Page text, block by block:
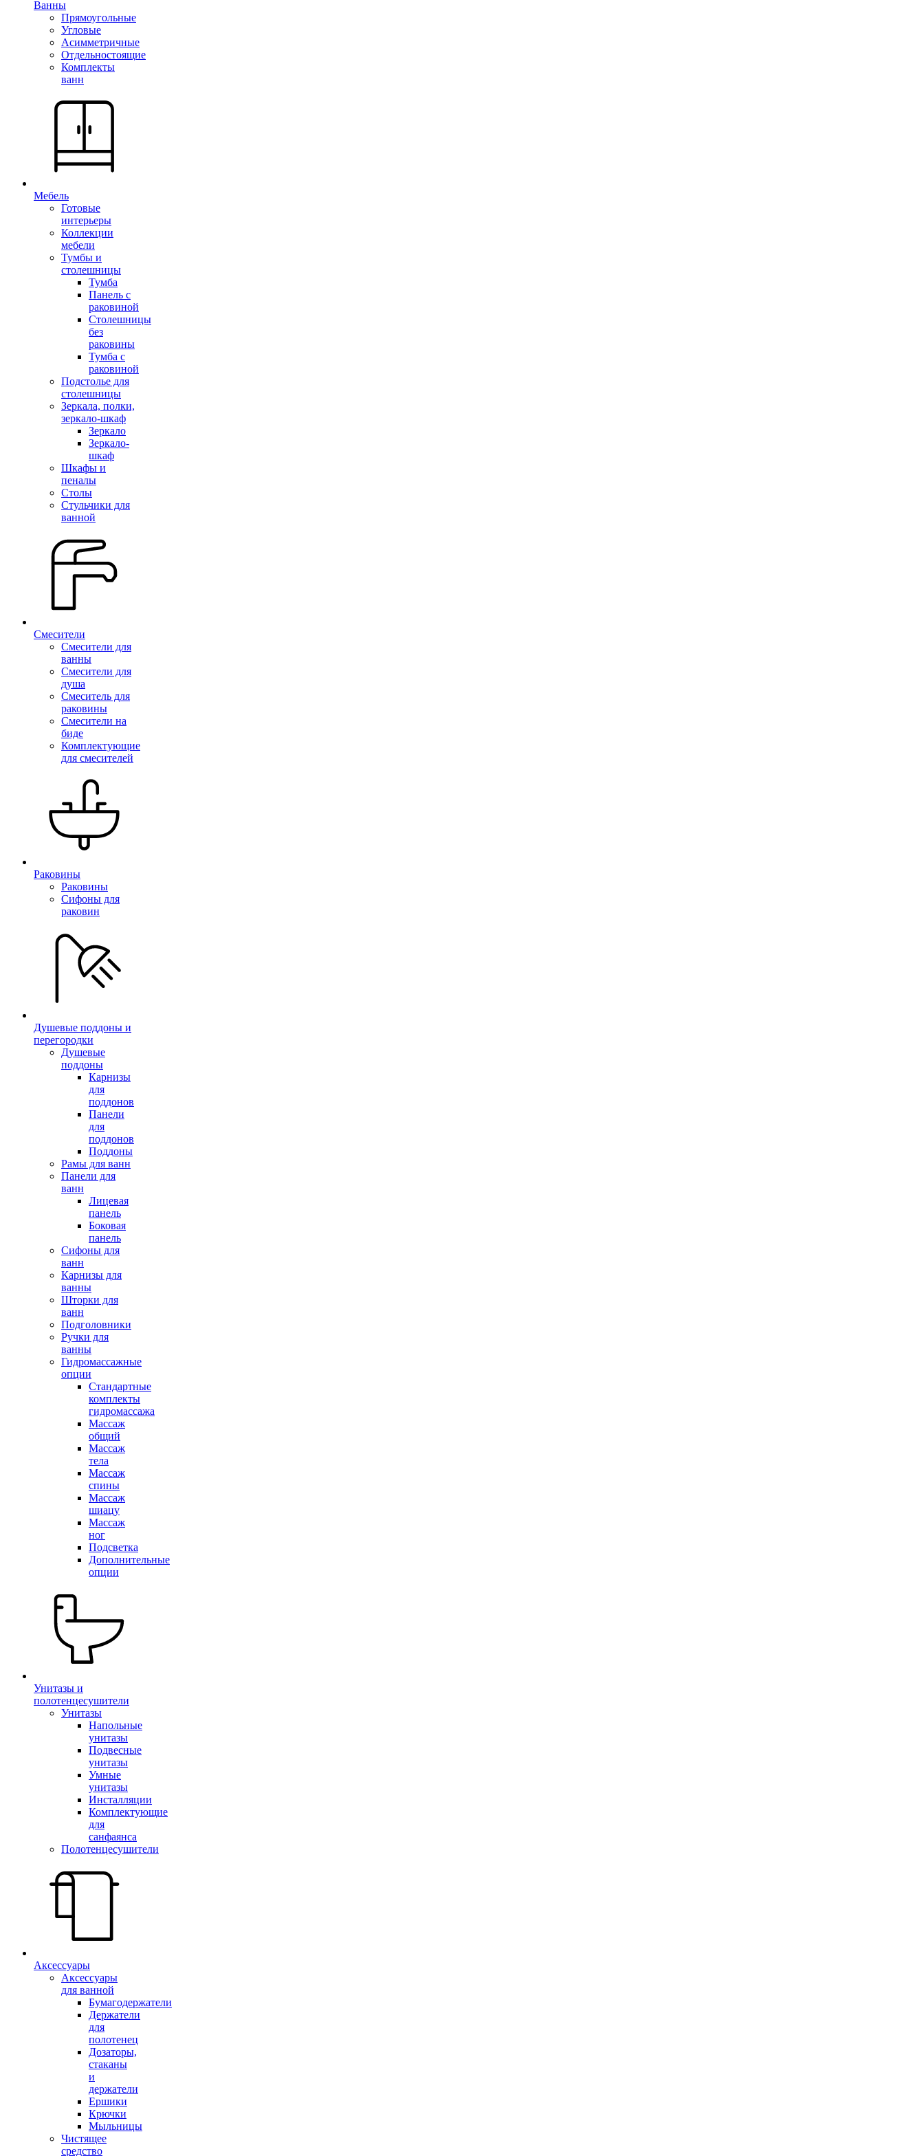
Ванны
Прямоугольные
Угловые
Асимметричные
Отдельностоящие
Комплекты
ванн
Мебель
Готовые
интерьеры
Коллекции
мебели
Тумбы и
столешницы
Тумба
Панель с
раковиной
Столешницы
без
раковины
Тумба с
раковиной
Подстолье для
столешницы
Зеркала, полки,
зеркало-шкаф
Зеркало
Зеркало-
шкаф
Шкафы и
пеналы
Столы
Стульчики для
ванной
Смесители
Смесители для
ванны
Смесители для
душа
Смеситель для
раковины
Смесители на
биде
Комплектующие
для смесителей
Раковины
Раковины
Сифоны для
раковин
Душевые поддоны и
перегородки
Душевые
поддоны
Карнизы
для
поддонов
Панели
для
поддонов
Поддоны
Рамы для ванн
Панели для
ванн
Лицевая
панель
Боковая
панель
Сифоны для
ванн
Карнизы для
ванны
Шторки для
ванн
Подголовники
Ручки для
ванны
Гидромассажные
опции
Стандартные
комплекты
гидромассажа
Массаж
общий
Массаж
тела
Массаж
спины
Массаж
шиацу
Массаж
ног
Подсветка
Дополнительные
опции
Унитазы и
полотенцесушители
Унитазы
Напольные
унитазы
Подвесные
унитазы
Умные
унитазы
Инсталляции
Комплектующие
для
санфаянса
Полотенцесушители
Аксессуары
Аксессуары
для ванной
Бумагодержатели
Держатели
для
полотенец
Дозаторы,
стаканы
и
держатели
Ершики
Крючки
Мыльницы
Чистящее
средство